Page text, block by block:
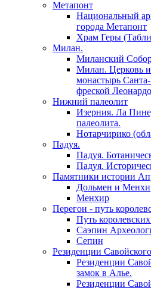
Метапонт
Национальный
города Метапонт
Храм Геры
Милан.
Миланский
Милан. Церковь
монастырь
фреской
Нижний палеолит
Изерния. Ла
палеолита.
Нотарчирико
Падуя.
Падуя.
Падуя.
Памятники истории
Дольмен и
Менхир
Перегон - путь
Путь
Саэпин
Сепин
Резиденции
Резиденции
замок в Алье.
Резиденции